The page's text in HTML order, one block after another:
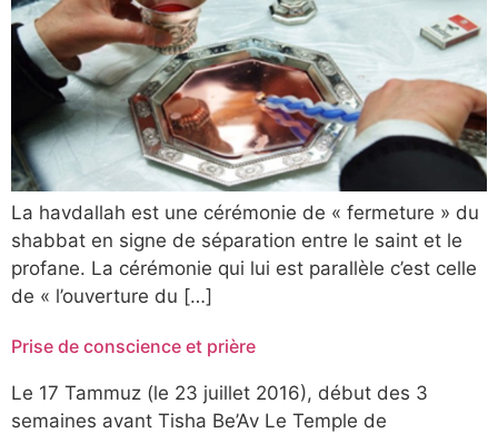
La havdallah est une cérémonie de « fermeture » du
shabbat en signe de séparation entre le saint et le
profane. La cérémonie qui lui est parallèle c’est celle
de « l’ouverture du […]
Prise de conscience et prière
Le 17 Tammuz (le 23 juillet 2016), début des 3
semaines avant Tisha Be’Av Le Temple de